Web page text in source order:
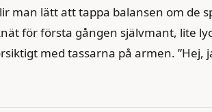
man lätt att tappa balansen om de
för första gången självmant, lite
med tassarna på armen. ”Hej,